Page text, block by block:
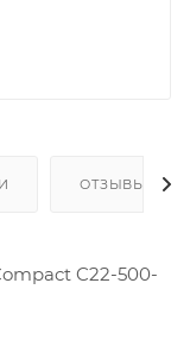
ОТЗЫВЫ
C22-500-